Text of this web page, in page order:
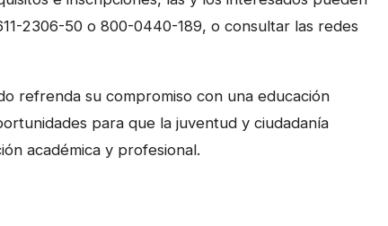
2306-50 o 800-0440-189, o consultar las redes
refrenda su compromiso con una educación
para que la juventud y ciudadanía
académica y profesional.